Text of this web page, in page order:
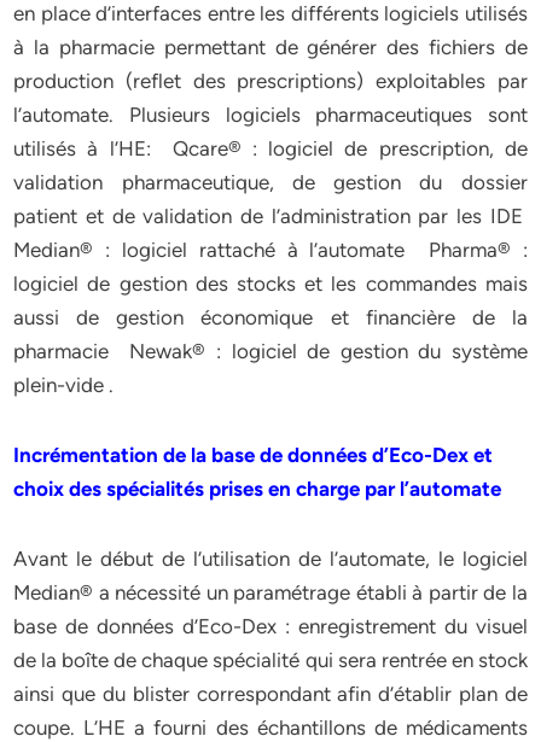
en place d’interfaces entre les différents logiciels utilisés
à la pharmacie permettant de générer des fichiers de
production (reflet des prescriptions) exploitables par
l’automate. Plusieurs logiciels pharmaceutiques sont
utilisés à l’HE: Qcare® : logiciel de prescription, de
validation pharmaceutique, de gestion du dossier
patient et de validation de l’administration par les IDE
Median® : logiciel rattaché à l’automate Pharma® :
logiciel de gestion des stocks et les commandes mais
aussi de gestion économique et financière de la
pharmacie Newak® : logiciel de gestion du système
plein-vide .
Incrémentation de la base de données d’Eco-Dex et
choix des spécialités prises en charge par l’automate
Avant le début de l’utilisation de l’automate, le logiciel
Median® a nécessité un paramétrage établi à partir de la
base de données d’Eco-Dex : enregistrement du visuel
de la boîte de chaque spécialité qui sera rentrée en stock
ainsi que du blister correspondant afin d’établir plan de
coupe. L’HE a fourni des échantillons de médicaments